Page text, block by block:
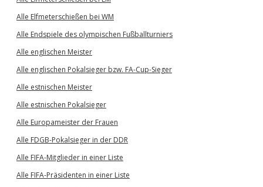
Alle Elfmeterschießen bei WM
Alle Endspiele des olympischen Fußballturniers
Alle englischen Meister
Alle englischen Pokalsieger bzw. FA-Cup-Sieger
Alle estnischen Meister
Alle estnischen Pokalsieger
Alle Europameister der Frauen
Alle FDGB-Pokalsieger in der DDR
Alle FIFA-Mitglieder in einer Liste
Alle FIFA-Präsidenten in einer Liste